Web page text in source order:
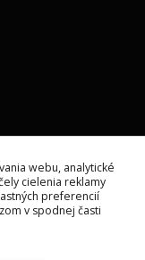
webu, analytické
cielenia reklamy
preferencií
v spodnej časti